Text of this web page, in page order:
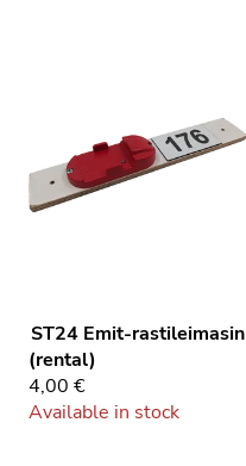
ST24 Emit-rastileimasin
(rental)
4,00 €
Available in stock